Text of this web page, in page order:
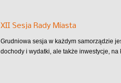
XII Sesja Rady Miasta
Grudniowa sesja w każdym samorządzie
dochody i wydatki, ale także inwestycje, na